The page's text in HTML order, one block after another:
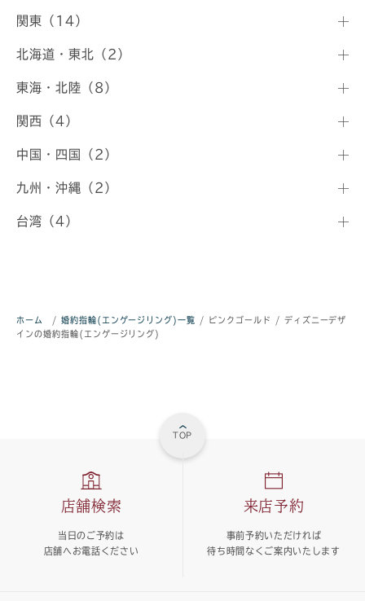
関東（14）
北海道・東北（2）
東海・北陸（8）
関西（4）
中国・四国（2）
九州・沖縄（2）
台湾（4）
ホーム / 婚約指輪(エンゲージリング)一覧 / ピンクゴールド / ディズニーデザ
インの婚約指輪(エンゲージリング)
TOP
店舗検索
当日のご予約は
店舗へお電話ください
来店予約
事前予約いただければ
待ち時間なくご案内いたします